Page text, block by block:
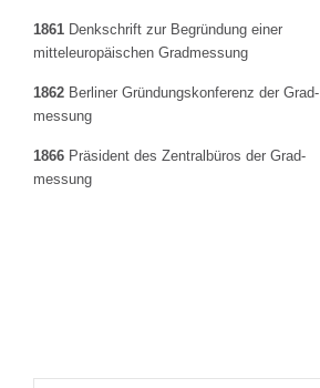
1861 Denkschrift zur Begründung einer
mitteleuropäischen Gradmessung
1862 Berliner Gründungskonferenz der Grad-
messung
1866 Präsident des Zentralbüros der Grad-
messung